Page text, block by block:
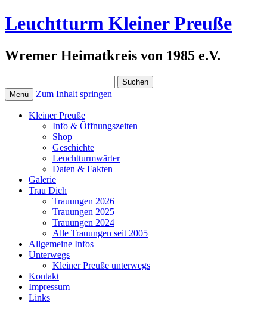
Leuchtturm Kleiner Preuße
Wremer Heimatkreis von 1985 e.V.
nach:
Menü Zum Inhalt springen
Kleiner Preuße
Info & Öffnungszeiten
Shop
Geschichte
Leuchtturmwärter
Daten & Fakten
Galerie
Trau Dich
Trauungen 2026
Trauungen 2025
Trauungen 2024
Alle Trauungen seit 2005
Allgemeine Infos
Unterwegs
Kleiner Preuße unterwegs
Kontakt
Impressum
Links